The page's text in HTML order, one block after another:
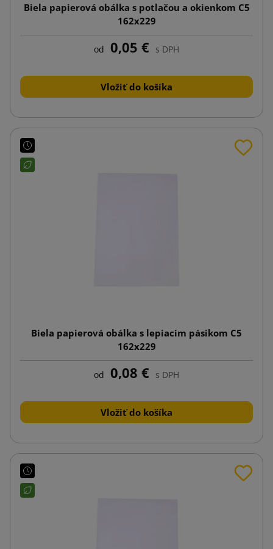
Biela papierová obálka s potlačou a okienkom C5
162x229
od 0,05 € s DPH
Vložiť do košíka
Biela papierová obálka s lepiacim pásikom C5
162x229
od 0,08 € s DPH
Vložiť do košíka